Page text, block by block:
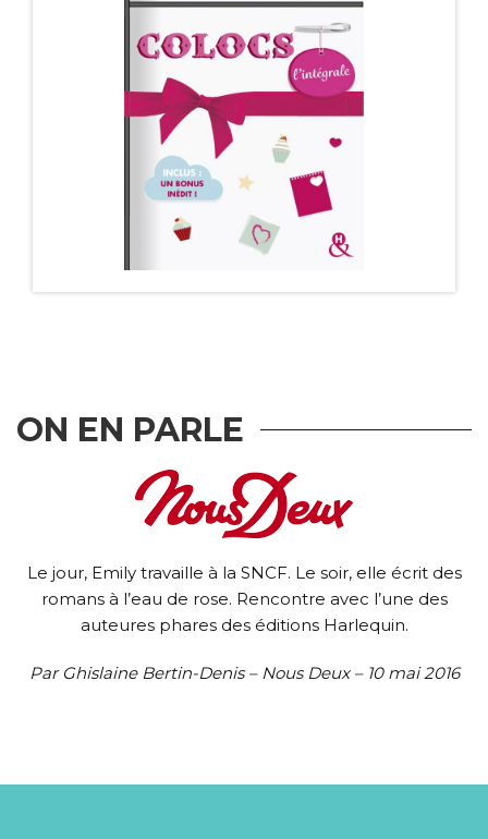
COLOCS (ET PLUS) – ÉDITION POCHE
Les hommes se divisent en deux catégories :
Les serial lovers, qui notent le prénom de leur…
DÉCOUVRIR
COFFRET COLOCS – L’INTÉGRALE
Une colocation pas comme les autres... Ils partagent
DÉCOUVRIR
ON EN PARLE
Le jour, Emily travaille à la SNCF. Le soir, elle écrit des
romans à l’eau de rose. Rencontre avec l’une des
auteures phares des éditions Harlequin.
Par Ghislaine Bertin-Denis – Nous Deux – 10 mai 2016